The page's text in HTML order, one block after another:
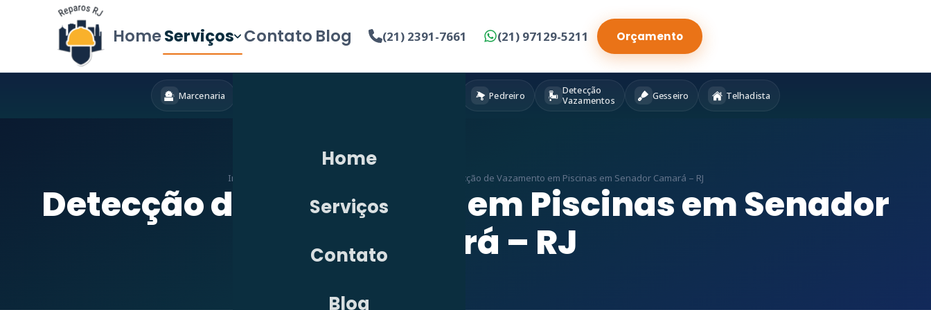
HomeServiços Contato Blog (21) 2391-7661 (21) 97129-5211 Orçamento
Home
Serviços
Contato
Blog
Marcenaria Pedreiro
Detecção
Vazamentos
Gesseiro Telhadista
Início Detecção de Vazamento em Piscinas em Senador Camará – RJ
Detecção de Vazamento em Piscinas em Senador
Camará – RJ